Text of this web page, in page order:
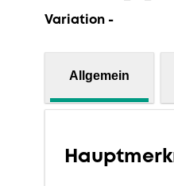
Variation -
Allgemein